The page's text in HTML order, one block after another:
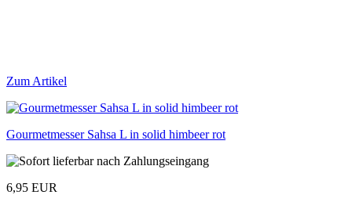
Zum Artikel
Gourmetmesser Sahsa L in solid himbeer rot
6,95 EUR